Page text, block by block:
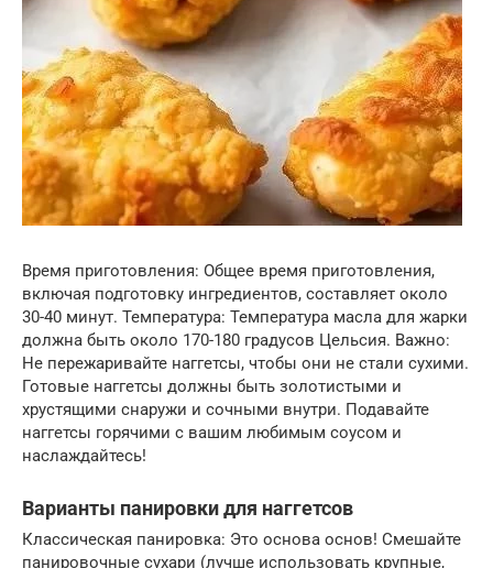
Время приготовления: Общее время приготовления,
включая подготовку ингредиентов, составляет около
30-40 минут. Температура: Температура масла для жарки
должна быть около 170-180 градусов Цельсия. Важно:
Не пережаривайте наггетсы, чтобы они не стали сухими.
Готовые наггетсы должны быть золотистыми и
хрустящими снаружи и сочными внутри. Подавайте
наггетсы горячими с вашим любимым соусом и
наслаждайтесь!
Варианты панировки для наггетсов
Классическая панировка: Это основа основ! Смешайте
панировочные сухари (лучше использовать крупные,